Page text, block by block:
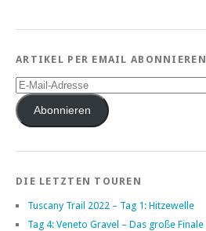
ARTIKEL PER EMAIL ABONNIEREN
E-
Mail-
AdresseAbonnieren
DIE LETZTEN TOUREN
Tuscany Trail 2022 – Tag 1: Hitzewelle
Tag 4: Veneto Gravel – Das große Finale